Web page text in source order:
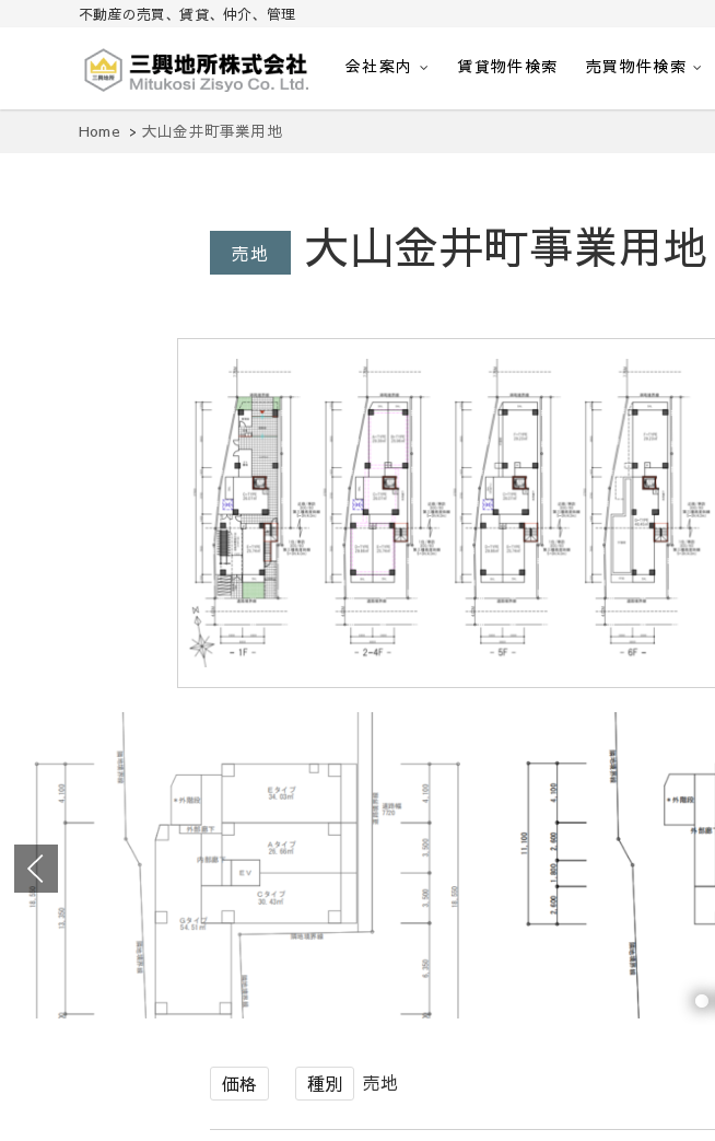
不動産の売買、賃貸、仲介、管理
三興地所株式会社
不動産の売買、賃貸、仲介、管理
会社案内 賃貸物件検索 売買物件検索
Home 大山金井町事業用地
売地 大山金井町事業用地
価格 種別 売地